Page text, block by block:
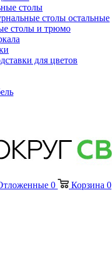
столы
столы остальные
столы и трюмо
для цветов
0 Корзина 0